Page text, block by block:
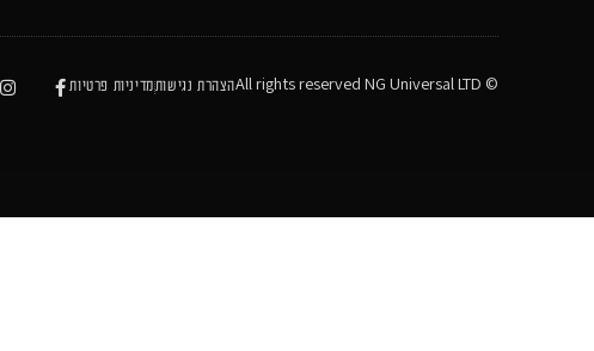
© All rights reserved NG Universal LTD הצהרת נגישותמדיניות פרטיות